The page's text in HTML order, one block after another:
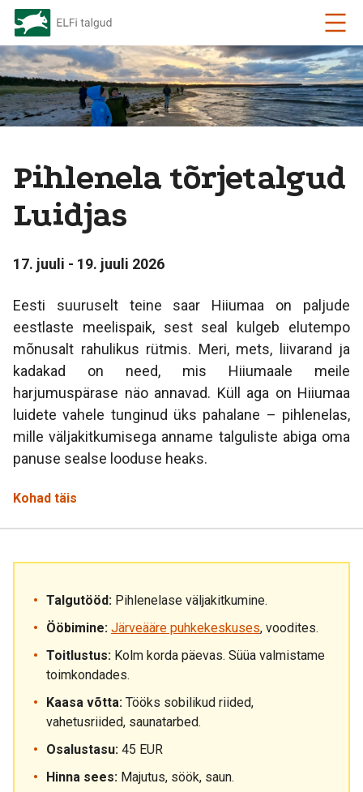
Pihlenela tõrjetalgud
Luidjas
17. juuli - 19. juuli 2026
Eesti suuruselt teine saar Hiiumaa on paljude
eestlaste meelispaik, sest seal kulgeb elutempo
mõnusalt rahulikus rütmis. Meri, mets, liivarand ja
kadakad on need, mis Hiiumaale meile
harjumuspärase näo annavad. Küll aga on Hiiumaa
luidete vahele tunginud üks pahalane – pihlenelas,
mille väljakitkumisega anname talguliste abiga oma
panuse sealse looduse heaks.
Kohad täis
Talgutööd: Pihlenelase väljakitkumine.
Ööbimine: Järveääre puhkekeskuses, voodites.
Toitlustus: Kolm korda päevas. Süüa valmistame
toimkondades.
Kaasa võtta: Tööks sobilikud riided,
vahetusriided, saunatarbed.
Osalustasu: 45 EUR
Hinna sees: Majutus, söök, saun.